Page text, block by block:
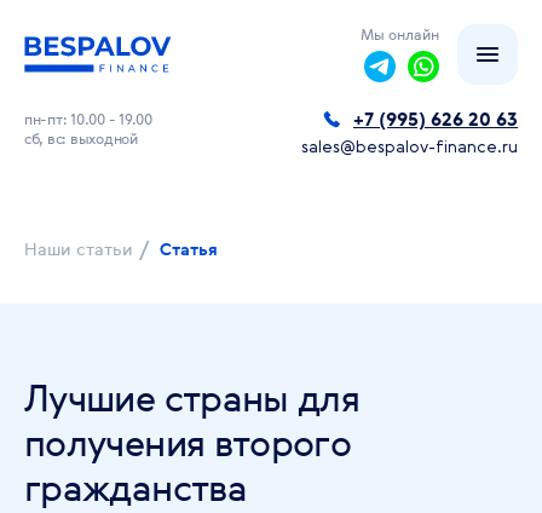
sales@bespalov-finance.ru
+7 (995) 626 20 63
Мы онлайн
пн-пт: 10.00 - 19.00
сб, вс: выходной
Наши статьи / Статья
Лучшие страны для
получения второго
гражданства